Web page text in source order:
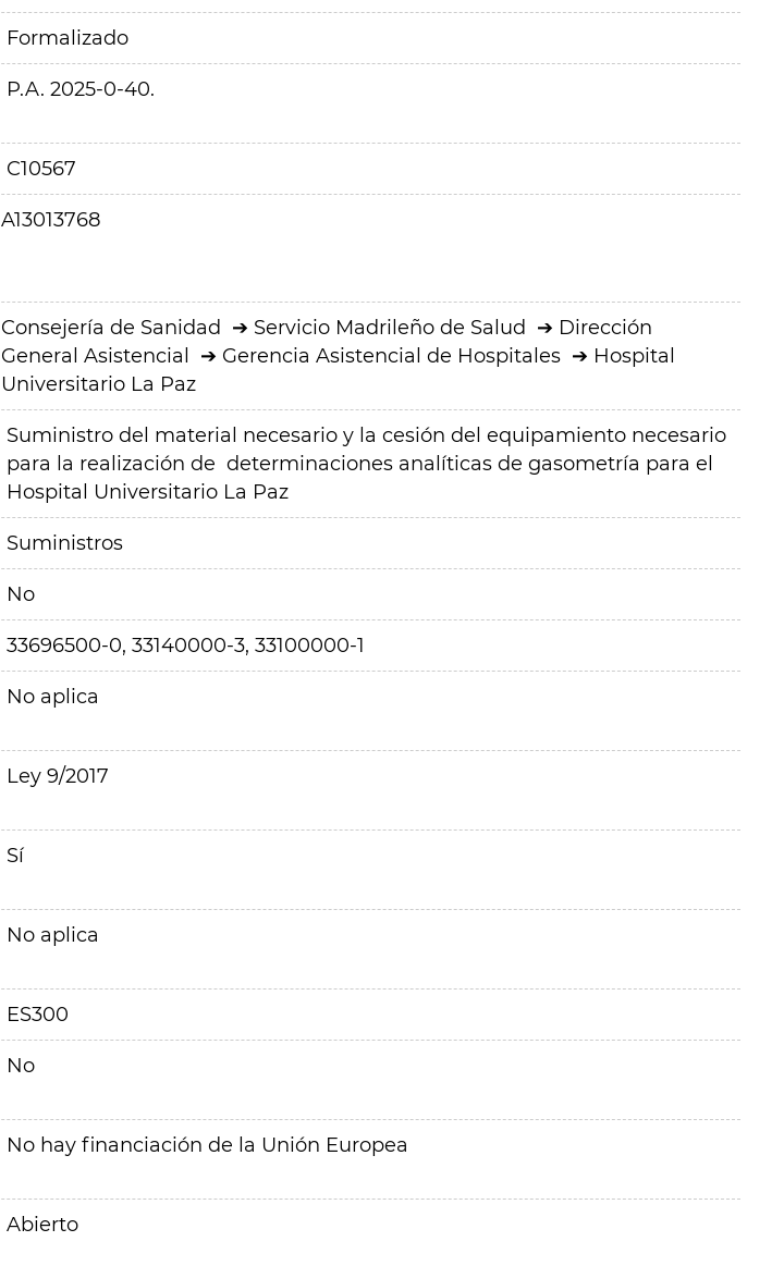
Formalizado
P.A. 2025-0-40.
C10567
A13013768
Consejería de Sanidad Servicio Madrileño de Salud
Dirección
General Asistencial
Gerencia Asistencial de Hospitales
Hospital
Universitario La Paz
Suministro del material necesario y la cesión del equipamiento necesario
para la realización de determinaciones analíticas de gasometría para el
Hospital Universitario La Paz
Suministros
No
33696500-0, 33140000-3, 33100000-1
No aplica
Ley 9/2017
Sí
No aplica
ES300
No
No hay financiación de la Unión Europea
Abierto